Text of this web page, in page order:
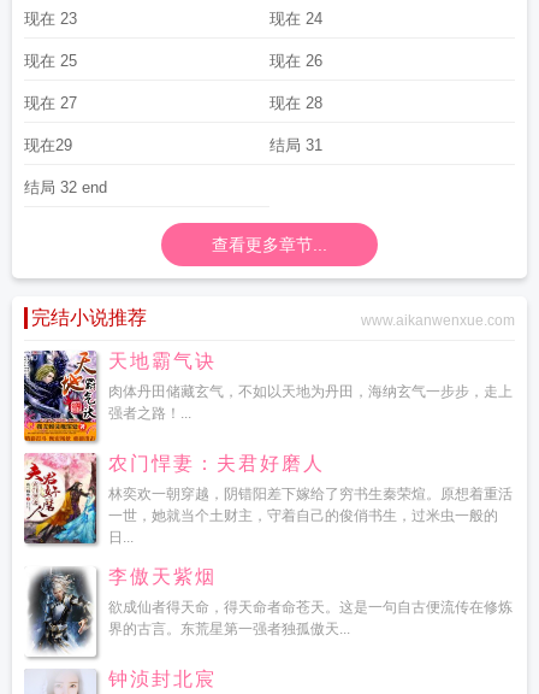
现在 23 现在 24
现在 25 现在 26
现在 27 现在 28
现在29 结局 31
结局 32 end
查看更多章节...
完结小说推荐 www.aikanwenxue.com
天地霸气诀
肉体丹田储藏玄气，不如以天地为丹田，海纳玄气一步步，走上
强者之路！...
农门悍妻：夫君好磨人
林奕欢一朝穿越，阴错阳差下嫁给了穷书生秦荣煊。原想着重活
一世，她就当个土财主，守着自己的俊俏书生，过米虫一般的
日...
李傲天紫烟
欲成仙者得天命，得天命者命苍天。这是一句自古便流传在修炼
界的古言。东荒星第一强者独孤傲天...
钟浈封北宸